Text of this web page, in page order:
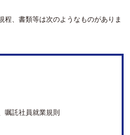
程、書類等は次のようなものがありま
嘱託社員就業規則